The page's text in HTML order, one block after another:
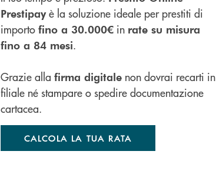
Prestipayè la soluzione ideale per prestiti di
importo fino a 30.000€ in rate su misura
fino a 84 mesi.
Grazie alla firma digitale non dovrai recarti in
filiale né stampare o spedire documentazione
cartacea.
CALCOLA LA TUA RATA